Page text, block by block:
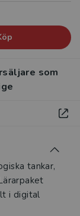
som
tankar,
i digital